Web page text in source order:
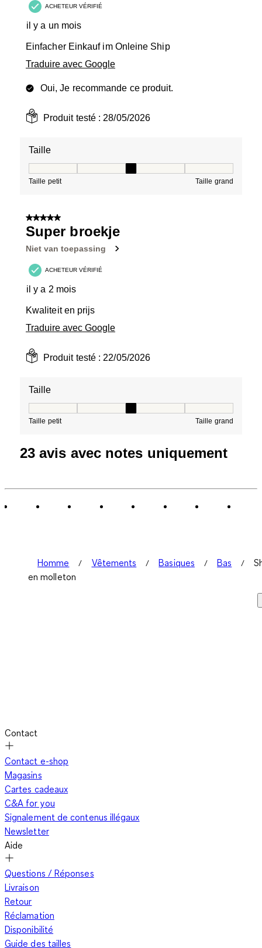
ACHETEUR VÉRIFIÉ
il y a un mois
Einfacher Einkauf im Onleine Ship
Traduire avec Google
Oui, Je recommande ce produit.
Produit testé :28/05/2026
Taille
Taille petit Taille grand
5 sur 5 étoiles.
Super broekje
Niet van toepassing
ACHETEUR VÉRIFIÉ
il y a 2 mois
Kwaliteit en prijs
Traduire avec Google
Produit testé :22/05/2026
Taille
Taille petit Taille grand
23 avis avec notes uniquement
Homme Vêtements Basiques Bas
en molleton
Contact
Contact e-shop
Magasins
Cartes cadeaux
C&A for you
Signalement de contenus illégaux
Newsletter
Aide
Questions / Réponses
Livraison
Retour
Réclamation
Disponibilité
Guide des tailles